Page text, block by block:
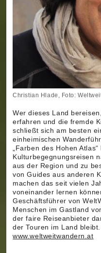
Christian Hlade, Foto:
Wer dieses Land
erfahren und die fremde
schließt sich am besten
einheimischen
„Farben des Hohen
Kulturbegegnungsreisen
aus der Region und zu
von Guides aus anderen
machen das seit vielen
voneinander lernen
Geschäftsführer von
Menschen im Gastland
der faire Reiseanbieter
der Touren im Land bleibt.
www.weltweitwandern.at